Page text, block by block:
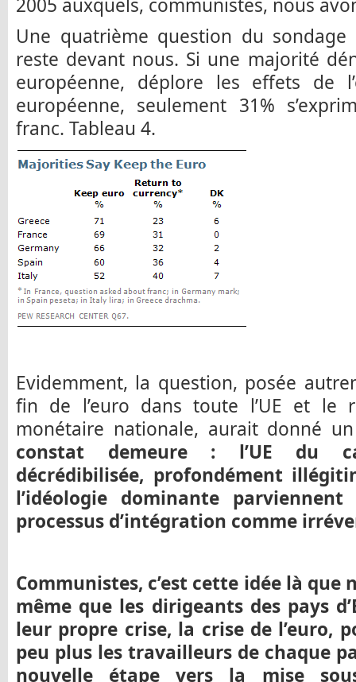
2005 auxquels, communistes, nous
Une quatrième question du
reste devant nous. Si une majorité
européenne, déplore les effets de
européenne, seulement 31%
franc. Tableau 4.
Evidemment, la question, posée
fin de l’euro dans toute l’UE et le
monétaire nationale, aurait donné
constat demeure : l’UE du
décrédibilisée, profondément
l’idéologie dominante
processus d’intégration comme
Communistes, c’est cette idée là que
même que les dirigeants des pays
leur propre crise, la crise de l’euro,
peu plus les travailleurs de chaque
nouvelle étape vers la mise